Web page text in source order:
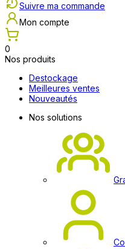
Suivre ma commande
Mon compte
0
Nos produits
Destockage
Meilleures ventes
Nouveautés
Nos solutions